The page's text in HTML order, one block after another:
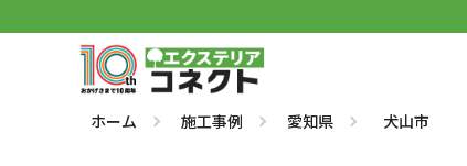
ホーム 施工事例 愛知県 犬山市